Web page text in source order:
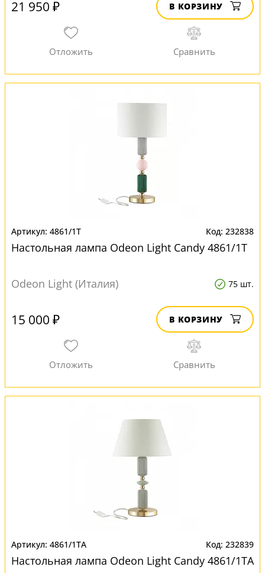
21 950 ₽ В КОРЗИНУ
4861/1T 232838
Настольная лампа Odeon Light Candy 4861/1T
Odeon Light (Италия) 75 шт.
15 000 ₽ В КОРЗИНУ
4861/1TA 232839
Настольная лампа Odeon Light Candy 4861/1TA